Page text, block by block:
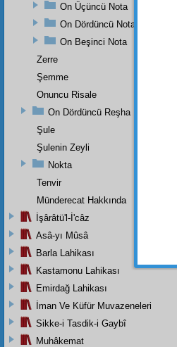
On Üçüncü Nota
On Dördüncü Nota
On Beşinci Nota
Zerre
Şemme
Onuncu Risale
On Dördüncü Reşha
Şule
Şulenin Zeyli
Nokta
Tenvir
Münderecat Hakkında
İşârâtü'l-İ'câz
Asâ-yı Mûsâ
Barla Lahikası
Kastamonu Lahikası
Emirdağ Lahikası
İman Ve Küfür Muvazeneleri
Sikke-i Tasdik-i Gaybî
Muhâkemat